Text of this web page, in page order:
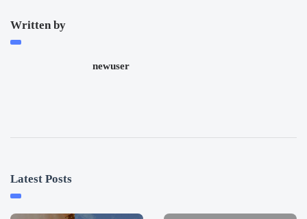
Written by
newuser
Latest Posts